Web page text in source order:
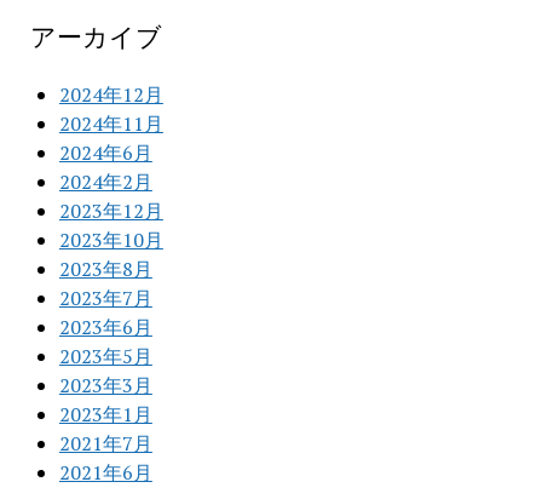
アーカイブ
2024年12月
2024年11月
2024年6月
2024年2月
2023年12月
2023年10月
2023年8月
2023年7月
2023年6月
2023年5月
2023年3月
2023年1月
2021年7月
2021年6月